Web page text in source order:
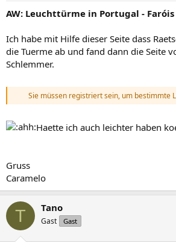
AW: Leuchttürme in Portugal -
Ich habe mit Hilfe dieser Seite dass
die Tuerme ab und fand dann die Seite
Schlemmer.
Sie müssen registriert sein, um bestimmte
Haette ich auch leichter haben
Gruss
Caramelo
T Tano
Gast Gast